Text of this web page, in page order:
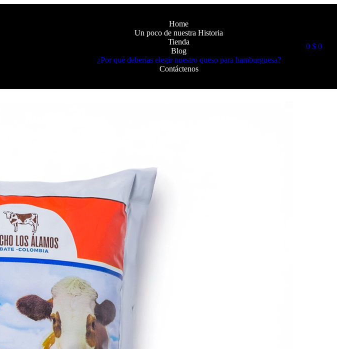
Home
Un poco de nuestra Historia
Tienda
Blog
¿Por qué deberías elegir nuestro queso para hamburguesa?
Contáctenos
0 $0